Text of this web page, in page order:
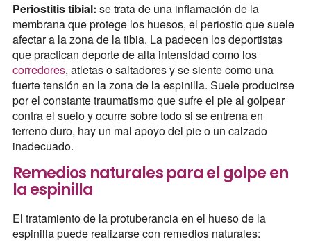
Periostitis tibial: se trata de una inflamación de la
membrana que protege los huesos, el periostio que suele
afectar a la zona de la tibia. La padecen los deportistas
que practican deporte de alta intensidad como los
corredores, atletas o saltadores y se siente como una
fuerte tensión en la zona de la espinilla. Suele producirse
por el constante traumatismo que sufre el pie al golpear
contra el suelo y ocurre sobre todo si se entrena en
terreno duro, hay un mal apoyo del pie o un calzado
inadecuado.
Remedios naturales para el golpe en
la espinilla
El tratamiento de la protuberancia en el hueso de la
espinilla puede realizarse con remedios naturales: